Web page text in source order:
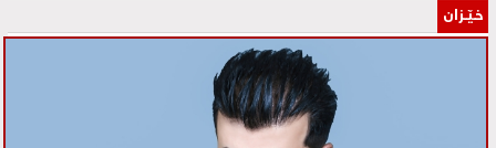
خـێـزان